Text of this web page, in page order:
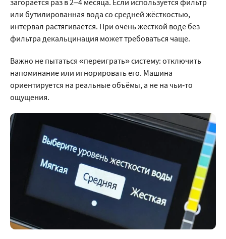
загорается раз в 2–4 месяца. Если используется фильтр
или бутилированная вода со средней жёсткостью,
интервал растягивается. При очень жёсткой воде без
фильтра декальцинация может требоваться чаще.
Важно не пытаться «переиграть» систему: отключить
напоминание или игнорировать его. Машина
ориентируется на реальные объёмы, а не на чьи‑то
ощущения.